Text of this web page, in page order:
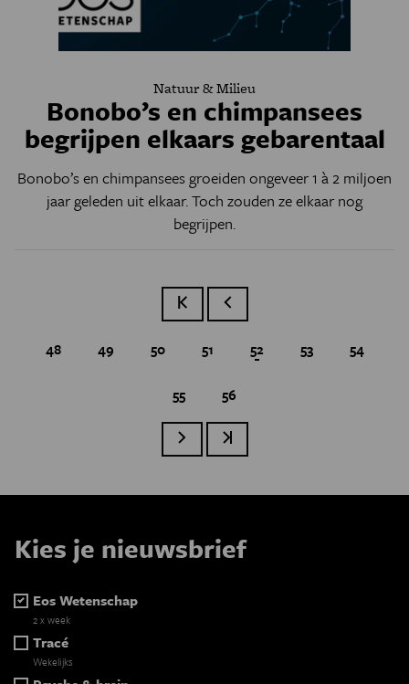
Natuur & Milieu
Bonobo’s en chimpansees
begrijpen elkaars gebarentaal
Bonobo’s en chimpansees groeiden ongeveer 1 à 2 miljoen
jaar geleden uit elkaar. Toch zouden ze elkaar nog
begrijpen.
Paginatie
Eerste paginaVorige pagina
Page
48 Page
49 Page
50 Page
51 Huidige pagina
52 Page
53 Page
54
Page
55 Page
56
Volgende paginaLaatste pagina
Kies je nieuwsbrief
Eos Wetenschap
2 x week
Tracé
Wekelijks